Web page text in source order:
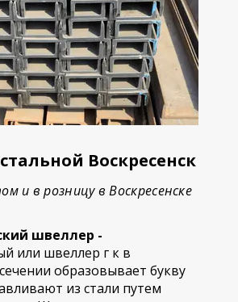
Воскресенск
и в розницу в Воскресенске
швеллер -
или швеллер г к в
образовывает букву
из стали путем